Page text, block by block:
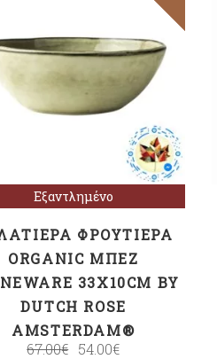
Εξαντλημένο
Διαβάστε
περισσότερα
ΦΡΟΥΤΙΈΡΑ
ORGANIC ΜΠΈΖ
33X10CM BY
DUTCH ROSE
AMSTERDAM®
67.00€ 54.00€